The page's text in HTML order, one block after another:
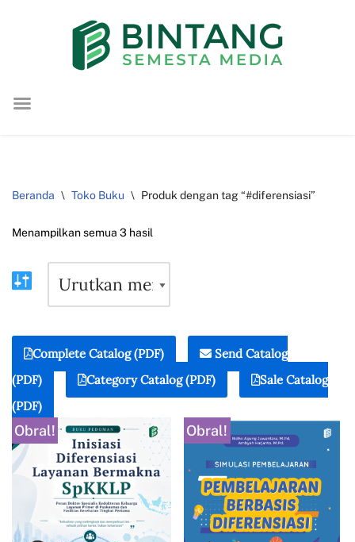
konten
Beranda \ Toko Buku \ Produk dengan tag “#diferensiasi”
Menampilkan semua 3 hasil
Complete Catalog (PDF)
Send Catalog
(PDF)
Category Catalog (PDF)
Sale Catalog
(PDF)
Obral! Obral!